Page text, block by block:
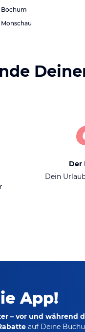
Bochum
Monschau
Der
Dein
App!
– vor und während
auf Deine